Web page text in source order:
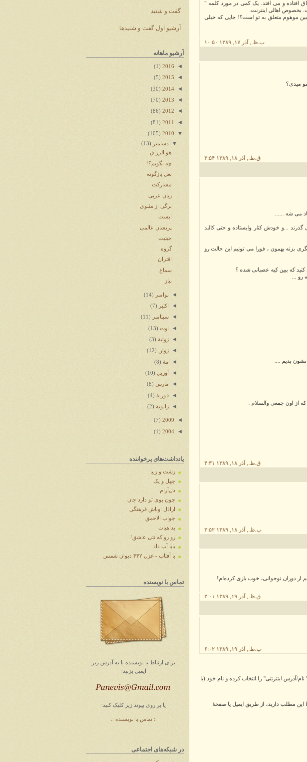
گفت و شنید
آرشیو اول گفت و شنیدها
آرشیو ماهانه
◄
2016
(1)
◄
2015
(5)
◄
2014
(30)
◄
2013
(70)
◄
2012
(86)
◄
2011
(81)
▼
2010
(105)
▼ دسامبر (13)
هو الرزاق
چه بگویم؟!
نعل باژگونه
مشارکت
زبان عربی
برگی از مثنوی
ایست
پریشان عالمی
حیثیت
گروه
اقتران
سماع
نیاز
◄ نوامبر (14)
◄ اکتبر (7)
◄ سپتامبر (11)
◄ اوت (13)
◄ ژوئیهٔ (3)
◄ ژوئن (12)
◄ مهٔ (8)
◄ آوریل (10)
◄ مارس (8)
◄ فوریهٔ (4)
◄ ژانویهٔ (2)
◄
2009
(7)
◄
2004
(1)
یادداشت‌های پرخواننده
زشت و زیبا
چهل و یک
دل‌آرام
چون بوی تو دارد جان
اراذل اوباش فرهنگی
جواب الاحمق
بداهیات
رو رو که نئی عاشق!
بابا آب داد
با آفتاب - غزل ۴۴۲ دیوان شمس
تماس با نویسنده
برای ارتباط با نویسنده یا به آدرس زیر
ایمیل بزنید :
یا بر روی پیوند زیر کلیک کنید:
.: تماس با نویسنده :.
در شبکه‌های اجتماعی
افتاده و می افتد. یک کمی در مورد کلمه "
بخصوص اهالی اینترنت.
موهوم متعلق به تو است؟! جایی که خیلی
۱۰:۵۰ ب.ظ., آذر ۱۷, ۱۳۸۹
میدی؟
۳:۵۴ ق.ظ., آذر ۱۸, ۱۳۸۹
می شه ......
...و خودش کنار وایستاده و حتی کالبد
بزنه بهمون ، فورا می تونیم این حالت رو
که ببین کیه عصبانی شده ؟
رو ...
بدیم ....
اون جمعی والسلام .
۴:۳۱ ق.ظ., آذر ۱۸, ۱۳۸۹
۳:۵۲ ب.ظ., آذر ۱۸, ۱۳۸۹
از دوران نوجوانی، خوب بازی کرده‌ام!
۳:۰۱ ق.ظ., آذر ۱۹, ۱۳۸۹
۶:۰۲ ب.ظ., آذر ۱۹, ۱۳۸۹
اینترنتی" را انتخاب کرده و نام خود (یا
این مطلب دارید، از طریق ایمیل یا صفحهٔ